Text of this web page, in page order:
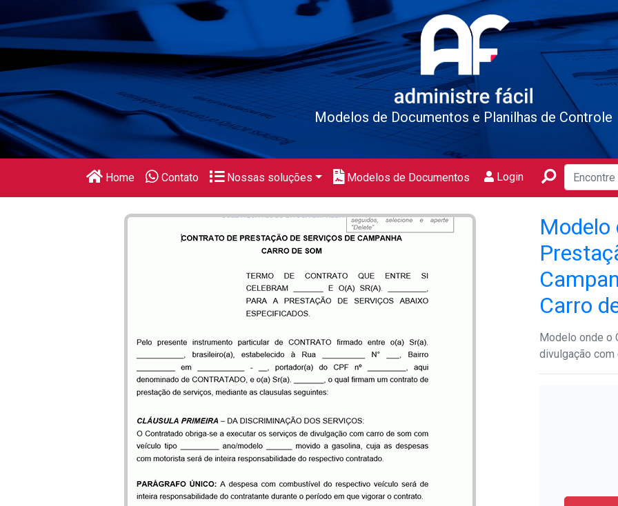
Modelos de Documentos e Planilhas de Controle
Home Contato Nossas soluções Modelos de Documentos Login
Modelo
Carro
Modelo onde o
divulgação com